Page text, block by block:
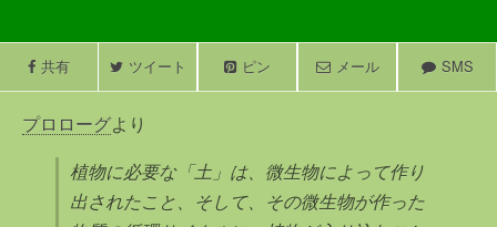
共有 ツイート ピン メール SMS
プロローグより
植物に必要な「土」は、微生物によって作り
出されたこと、そして、その微生物が作った